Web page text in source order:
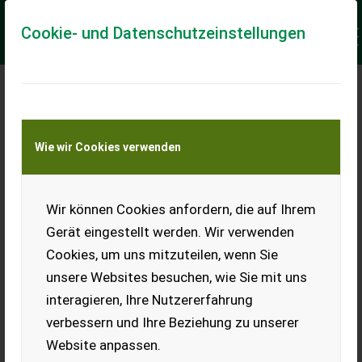
Cookie- und Datenschutzeinstellungen
Wie wir Cookies verwenden
Wir können Cookies anfordern, die auf Ihrem
Gerät eingestellt werden. Wir verwenden
Cookies, um uns mitzuteilen, wenn Sie
unsere Websites besuchen, wie Sie mit uns
interagieren, Ihre Nutzererfahrung
verbessern und Ihre Beziehung zu unserer
Website anpassen.
Keine Anfrage Möglich!
Jetzt Finanzierungsangebot
anfordern
unverbindlich & kostenlos!
Finanzierungsbetrag*